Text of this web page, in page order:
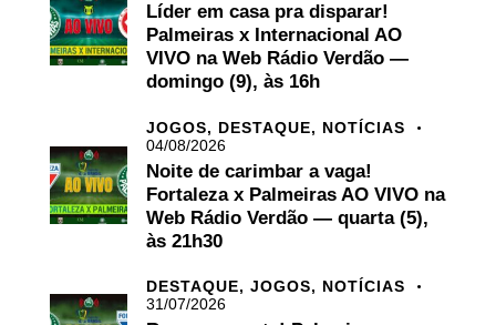
Líder em casa pra disparar!
Palmeiras x Internacional AO
VIVO na Web Rádio Verdão —
domingo (9), às 16h
JOGOS, DESTAQUE, NOTÍCIAS
04/08/2026
Noite de carimbar a vaga!
Fortaleza x Palmeiras AO VIVO na
Web Rádio Verdão — quarta (5),
às 21h30
DESTAQUE, JOGOS, NOTÍCIAS
31/07/2026